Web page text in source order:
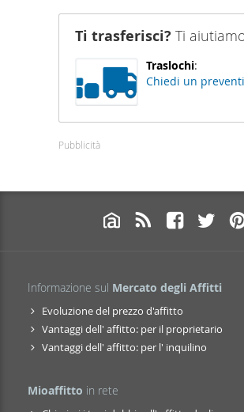
Ti trasferisci? Ti
Traslochi:
Chiedi un
Pubblicità
Informazione sul Mercato degli Affitti
Evoluzione del prezzo d'affitto
Vantaggi dell' affitto: per il proprietario
Vantaggi dell' affitto: per l' inquilino
Mioaffitto in rete